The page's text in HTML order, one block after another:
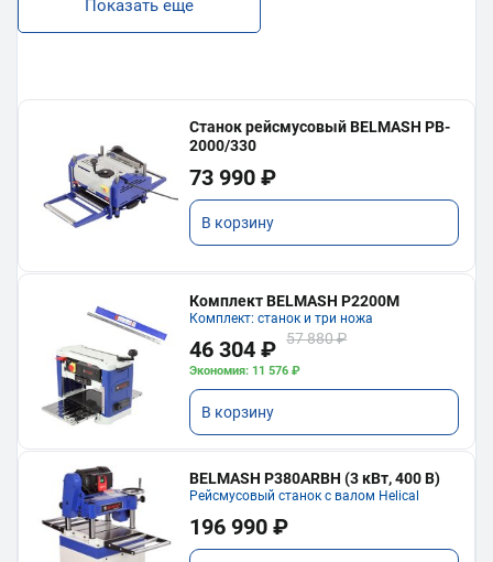
Показать еще
Станок рейсмусовый BELMASH PB-
2000/330
73 990 ₽
В корзину
Комплект BELMASH P2200M
Комплект: станок и три ножа
46 304 ₽ 57 880 ₽
Экономия: 11 576 ₽
В корзину
BELMASH P380ARBH (3 кВт, 400 В)
Рейсмусовый станок с валом Helical
196 990 ₽